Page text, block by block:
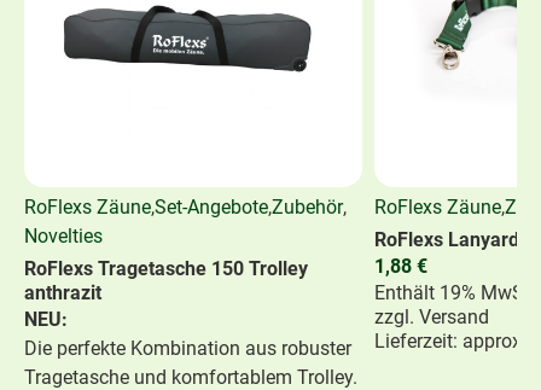
RoFlexs Zäune,Set-Angebote,Zubehör,
Novelties
RoFlexs Tragetasche 150 Trolley
anthrazit
NEU:
Die perfekte Kombination aus robuster
Tragetasche und komfortablem Trolley.
RoFlexs Zäune,
RoFlexs Lanyard
1,88 €
Enthält 19% MwSt.
zzgl. Versand
Lieferzeit: approx.